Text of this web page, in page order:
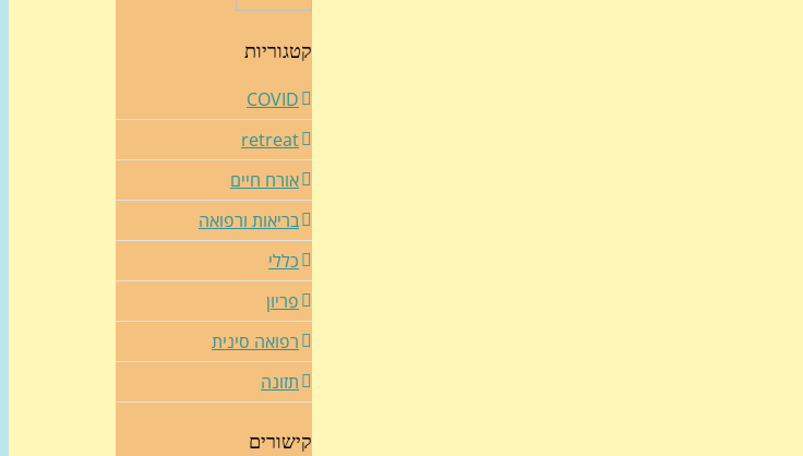
קטגוריות
COVID
retreat
אורח חיים
בריאות ורפואה
כללי
פריון
רפואה סינית
תזונה
קישורים